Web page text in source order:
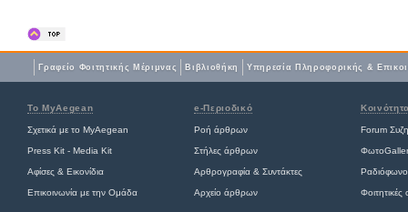
Γραφείο Φοιτητικής Μέριμνας Βιβλιοθήκη Yπηρεσία Πληροφορικής &
Το MyAegean e-Περιοδικό
Σχετικά με το MyAegean Ροή άρθρων Forum
Press Kit - Media Kit Στήλες άρθρων
Αφίσες & Εικονίδια Αρθρογραφία & Συντάκτες Ραδιόφωνο
Επικοινωνία με την Ομάδα Αρχείο άρθρων